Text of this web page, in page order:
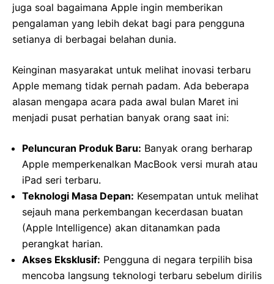
juga soal bagaimana Apple ingin memberikan
pengalaman yang lebih dekat bagi para pengguna
setianya di berbagai belahan dunia.
Keinginan masyarakat untuk melihat inovasi terbaru
Apple memang tidak pernah padam. Ada beberapa
alasan mengapa acara pada awal bulan Maret ini
menjadi pusat perhatian banyak orang saat ini:
Peluncuran Produk Baru: Banyak orang berharap
Apple memperkenalkan MacBook versi murah atau
iPad seri terbaru.
Teknologi Masa Depan: Kesempatan untuk melihat
sejauh mana perkembangan kecerdasan buatan
(Apple Intelligence) akan ditanamkan pada
perangkat harian.
Akses Eksklusif: Pengguna di negara terpilih bisa
mencoba langsung teknologi terbaru sebelum dirilis